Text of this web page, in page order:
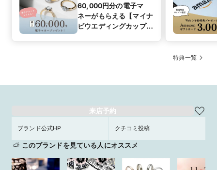
60,000円分の電子マ
ネーがもらえる【マイナ
ビウエディングカップル
特典一覧
来店予約
ブランド公式HP クチコミ投稿
このブランドを見ている人にオススメ